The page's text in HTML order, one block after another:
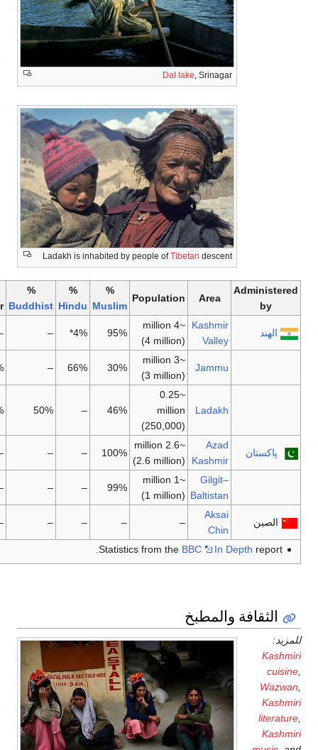
Dal lake, Srinagar
Ladakh is inhabited by people ofTibetandescent
Population
Muslim
Hindu
Buddhist
Other
الهند
Kashmir
~4 million
(4 million)
4%*
–
Jammu
~3 million
(3 million)
66%
–
Ladakh
million
(250,000)
–
پاكستان
Kashmir
~2.6 million
(2.6 million)
–
Gilgit–
Baltistan
~1 million
(1 million)
–
الصين
Chin
Statistics from theBBC In Depthreport.
الثقافة والمطبخ